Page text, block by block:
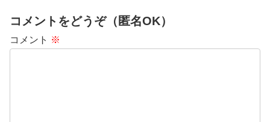
コメントをどうぞ（匿名OK）
コメント ※